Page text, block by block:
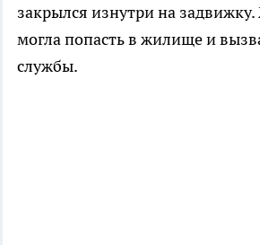
закрылся изнутри на
могла попасть в жилище и
службы.